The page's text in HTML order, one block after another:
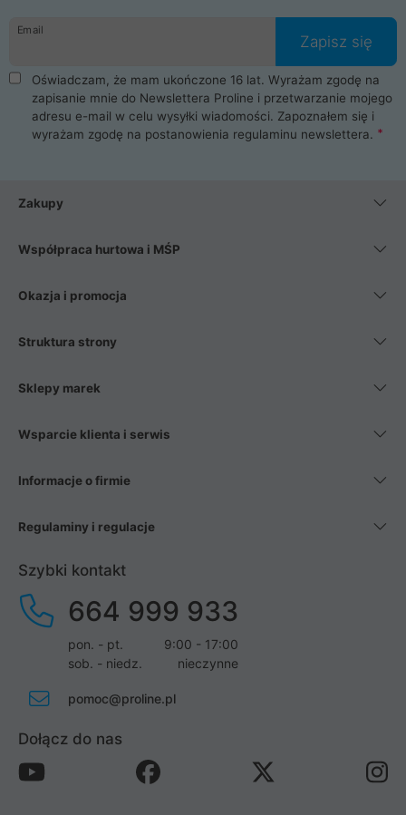
danych osobowych. Dlatego zakup notebooka albo laptopa w
ProLine to czysta przyjemność i pełne bezpieczeństwo.
Zaopatrzysz się u nas w akcesoria i części komputerowe
takie jak procesory, karty graficzne, płyty główne, pamięci,
dyski SSD, M.2 oraz HDD. Nasi pracownicy pomogą Ci wybrać
najlepszy zasilacz komputerowy oraz obudowę do komputera.
Poza komputerami mamy również najlepsze na rynku
Smartfony takich producentów jak Xiaomi, Apple, Samsung i
wentylatory. Na koniec mając już to wszystko, możesz
Email
Zapisz się
Oświadczam, że mam ukończone 16 lat. Wyrażam zgodę na
zapisanie mnie do Newslettera Proline i przetwarzanie mojego
adresu e-mail w celu wysyłki wiadomości. Zapoznałem się i
wyrażam zgodę na postanowienia regulaminu newslettera.
Zakupy
Współpraca hurtowa i MŚP
Okazja i promocja
Struktura strony
Sklepy marek
Wsparcie klienta i serwis
Informacje o firmie
Regulaminy i regulacje
Szybki kontakt
664 999 933
pon. - pt.
9:00 - 17:00
sob. - niedz.
nieczynne
pomoc@proline.pl
Dołącz do nas